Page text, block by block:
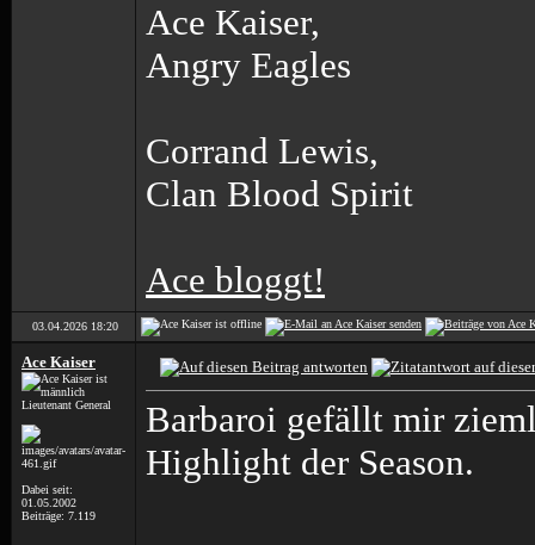
Ace Kaiser,
Angry Eagles
Corrand Lewis,
Clan Blood Spirit
Ace bloggt!
03.04.2026 18:20
Ace Kaiser
Lieutenant General
Dabei seit:
01.05.2002
Beiträge: 7.119
Barbaroi gefällt mir
Highlight der Season.